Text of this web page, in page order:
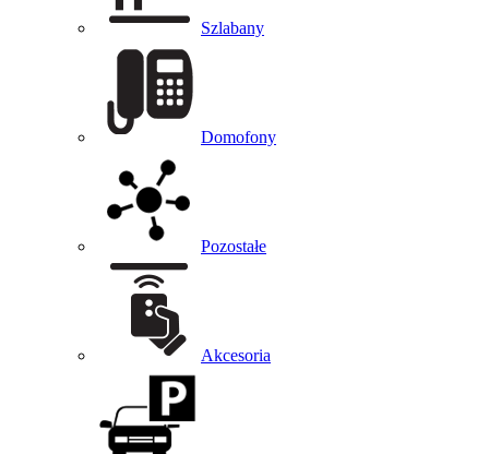
Szlabany
Domofony
Pozostałe
Akcesoria